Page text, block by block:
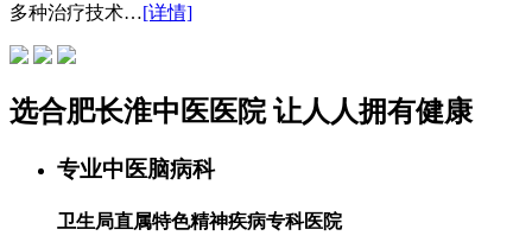
多种治疗技术…[详情]
选合肥长淮中医医院让人人拥有健康
专业中医脑病科
卫生局直属特色精神疾病专科医院